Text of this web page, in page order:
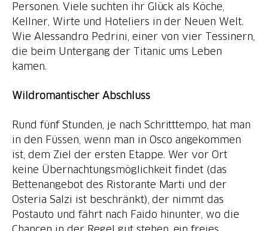
Personen. Viele suchten ihr Glück als Köche,
Kellner, Wirte und Hoteliers in der Neuen Welt.
Wie Alessandro Pedrini, einer von vier Tessinern,
die beim Untergang der Titanic ums Leben
kamen.
Wildromantischer Abschluss
Rund fünf Stunden, je nach Schritttempo, hat man
in den Füssen, wenn man in Osco angekommen
ist, dem Ziel der ersten Etappe. Wer vor Ort
keine Übernachtungsmöglichkeit findet (das
Bettenangebot des Ristorante Marti und der
Osteria Salzi ist beschränkt), der nimmt das
Postauto und fährt nach Faido hinunter, wo die